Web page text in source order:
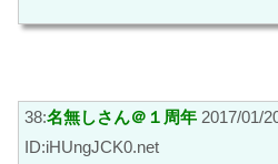
38:名無しさん＠１周年 2017/01/
ID:iHUngJCK0.net